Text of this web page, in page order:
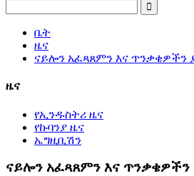
ቤት
ዜና
ናይሎን አፈጻጸምን እና ጥንቃቄዎችን
ዜና
የኢንዱስትሪ ዜና
የኩባንያ ዜና
ኤግዚቢሽን
ናይሎን አፈጻጸምን እና ጥንቃቄዎችን